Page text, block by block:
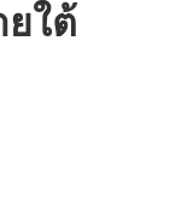
ยใต้